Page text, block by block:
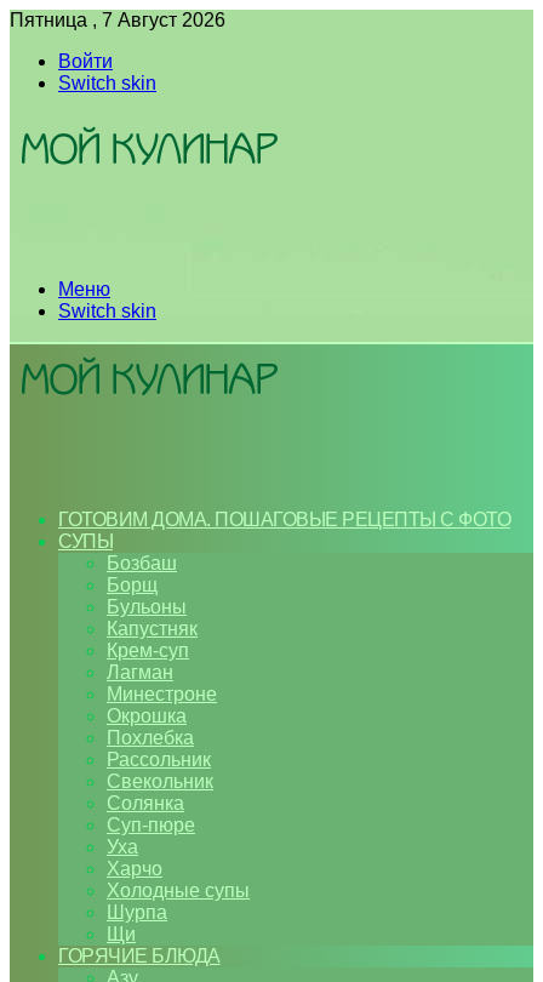
Пятница , 7 Август 2026
Войти
Switch skin
Меню
Switch skin
ГОТОВИМ ДОМА. ПОШАГОВЫЕ РЕЦЕПТЫ С ФОТО
СУПЫ
Бозбаш
Борщ
Бульоны
Капустняк
Крем-суп
Лагман
Минестроне
Окрошка
Похлебка
Рассольник
Свекольник
Солянка
Суп-пюре
Уха
Харчо
Холодные супы
Шурпа
Щи
ГОРЯЧИЕ БЛЮДА
Азу